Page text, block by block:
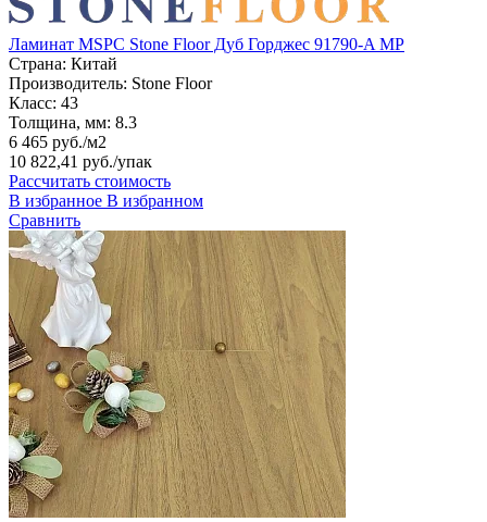
Ламинат MSPC Stone Floor Дуб Горджес 91790-A MP
Страна: Китай
Производитель: Stone Floor
Класс: 43
Толщина, мм: 8.3
6 465 руб./м2
10 822,41 руб./упак
Рассчитать стоимость
В избранное В избранном
Сравнить